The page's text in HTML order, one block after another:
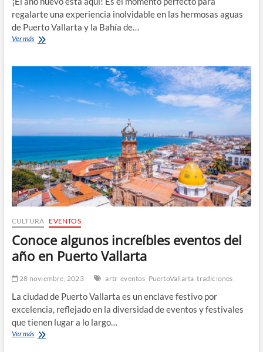
regalarte una experiencia inolvidable en las hermosas aguas
de Puerto Vallarta y la Bahía de…
Ver másVive
en
Vallarta
de
Banderas
Mike’s
Fishing
and
Tours
CULTURA EVENTOS
Conoce algunos increíbles eventos del
año en Puerto Vallarta
28 noviembre, 2023 artr eventos PuertoVallarta tradiciones
La ciudad de Puerto Vallarta es un enclave festivo por
excelencia, reflejado en la diversidad de eventos y festivales
que tienen lugar a lo largo…
Ver másConoce